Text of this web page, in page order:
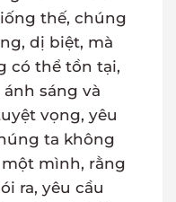
thế, chúng
dị biệt, mà
có thể tồn tại,
sáng và
vọng, yêu
ta không
mình, rằng
ra, yêu cầu